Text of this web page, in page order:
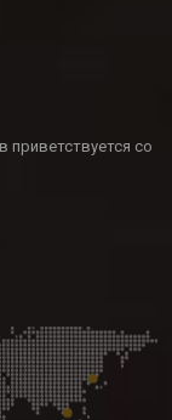
приветствуется со